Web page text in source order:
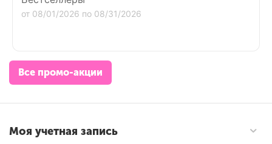
от 08/01/2026 по 08/31/2026
Все промо-акции
Моя учетная запись